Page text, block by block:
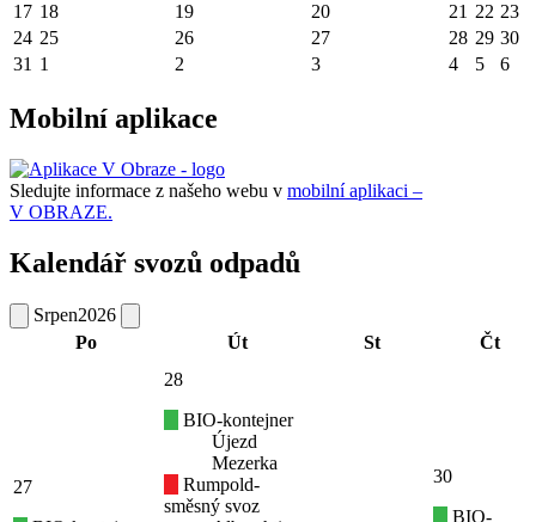
17 18 19 20 21 22 23
24 25 26 27 28 29 30
31 1 2 3 4 5 6
Mobilní aplikace
Sledujte informace z našeho webu v mobilní aplikaci –
V OBRAZE.
Kalendář svozů odpadů
Srpen2026
Po
Út St Čt
27
28
BIO-kontejner
Újezd
Mezerka
Rumpold-
směsný svoz
30
BIO-